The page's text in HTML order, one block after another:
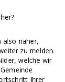
also näher,
zu melden.
welche wir
Ihrer